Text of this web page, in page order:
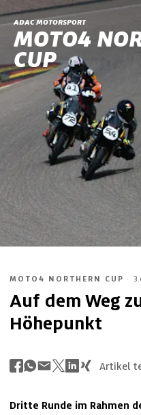
ADAC MOTORSPORT
MOTO4
CUP
MOTO4 NORTHERN CUP ·
Auf dem Weg
Höhepunkt
Artikel
Dritte Runde im Rahmen